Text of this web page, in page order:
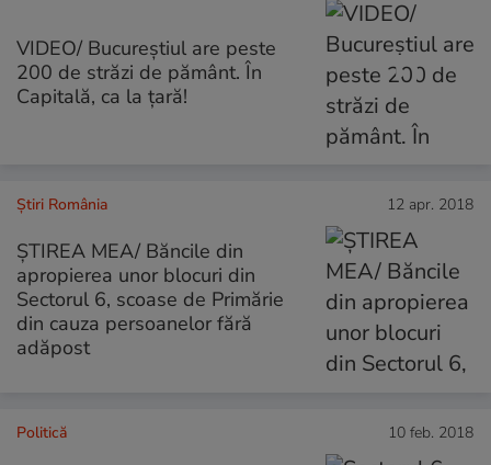
VIDEO/ Bucureștiul are peste
200 de străzi de pământ. În
Capitală, ca la țară!
Știri România 12 apr. 2018
ȘTIREA MEA/ Băncile din
apropierea unor blocuri din
Sectorul 6, scoase de Primărie
din cauza persoanelor fără
adăpost
Politică 10 feb. 2018